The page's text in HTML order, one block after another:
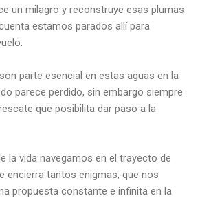
un milagro y reconstruye esas plumas
estamos parados allí para
parte esencial en estas aguas en la
parece perdido, sin embargo siempre
que posibilita dar paso a la
la vida navegamos en el trayecto de
encierra tantos enigmas, que nos
propuesta constante e infinita en la